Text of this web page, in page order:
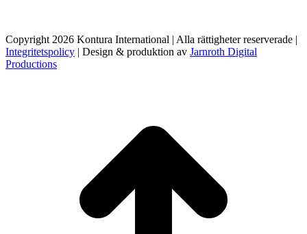
Copyright 2026 Kontura International | Alla rättigheter reserverade |
Integritetspolicy | Design & produktion av Jarnroth Digital
Productions